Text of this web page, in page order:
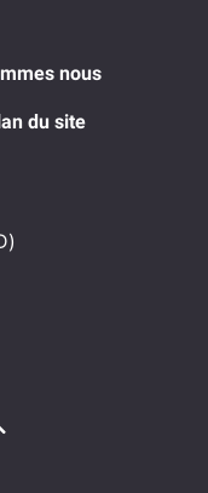
nous
du site